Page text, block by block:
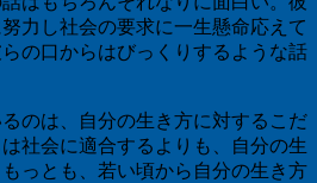
力し社会の要求に一生懸命応えて
の口からはびっくりするような話
のは、自分の生き方に対するこだ
社会に適合するよりも、自分の生
っとも、若い頃から自分の生き方